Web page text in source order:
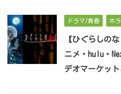
ドラマ/青春 ホ
【ひぐらしの
ニメ・hulu・
デオマーケッ